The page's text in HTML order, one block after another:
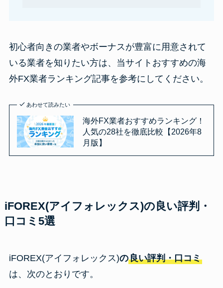
初心者向きの業者やボーナスが豊富に用意されて
いる業者を知りたい方は、当サイトおすすめの海
外FX業者ランキング記事を参考にしてください。
あわせて読みたい
海外FX業者おすすめランキング！
人気の28社を徹底比較【2026年8
月版】
iFOREX(アイフォレックス)の良い評判・
口コミ5選
iFOREX(アイフォレックス)の良い評判・口コミ
は、次のとおりです。